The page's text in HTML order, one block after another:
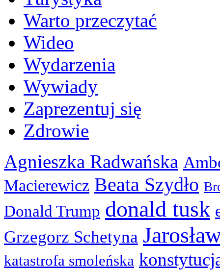
Warto przeczytać
Wideo
Wydarzenia
Wywiady
Zaprezentuj się
Zdrowie
Agnieszka Radwańska
Macierewicz Beata Szydło
Donald Trump donald tusk
Grzegorz Schetyna
katastrofa smoleńska